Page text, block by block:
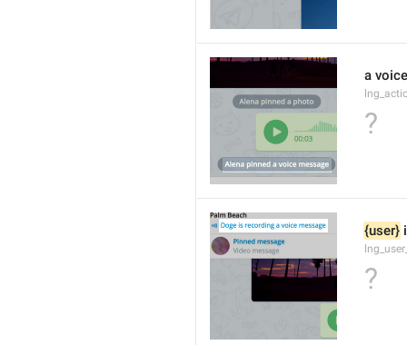
a
?
{user}
?